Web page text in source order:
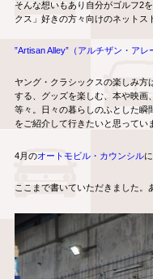
そんな想いもあり自分がゴルフ2
クス」好きの方々向けのネットス
”Artisan Alley”（アルチザン・アレ
ヤング・クラシックスの楽しみ方
する、グッズを楽しむ、本や映画
等々。日々の暮らしのふとした瞬
をご紹介して行きたいと思ってい
4月のオートモビル・カウンシル
ここまで書いていただきました。